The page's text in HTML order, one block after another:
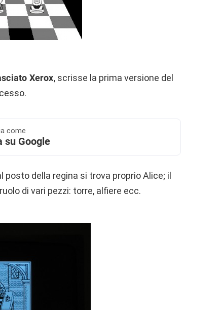
Xerox, scrisse la prima versione del
come
su Google
posto della regina si trova proprio Alice; il
di vari pezzi: torre, alfiere ecc.